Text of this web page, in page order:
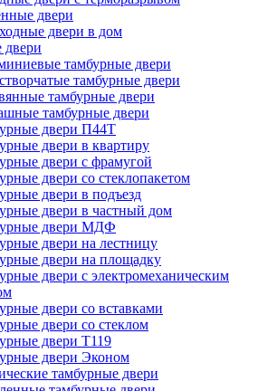
двери
двери в дом
двери
тамбурные двери
тамбурные двери
тамбурные двери
тамбурные двери
двери П44Т
двери в квартиру
двери с фрамугой
двери со стеклопакетом
двери в подъезд
двери в частный дом
двери МДФ
двери на лестницу
двери на площадку
двери с электромеханическим
двери со вставками
двери со стеклом
двери Т119
двери Эконом
тамбурные двери